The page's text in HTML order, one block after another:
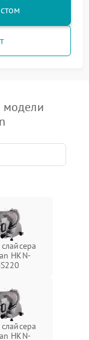
модели
HKN-
HKN-